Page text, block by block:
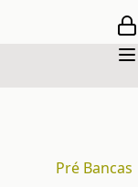
Pré Bancas